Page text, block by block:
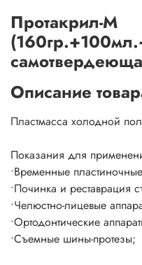
Протакрил-М
Описание
Пластмасса холодной
Показания для
•Временные
•Починка и реставрация
•Челюстно-лицевые
•Ортодонтические
•Съемные шины-протезы;